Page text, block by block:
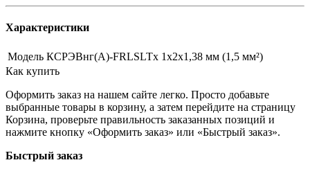
Характеристики
Модель КСРЭВнг(А)-FRLSLTx 1х2х1,38 мм (1,5 мм²)
Как купить
Оформить заказ на нашем сайте легко. Просто добавьте
выбранные товары в корзину, а затем перейдите на страницу
Корзина, проверьте правильность заказанных позиций и
нажмите кнопку «Оформить заказ» или «Быстрый заказ».
Быстрый заказ